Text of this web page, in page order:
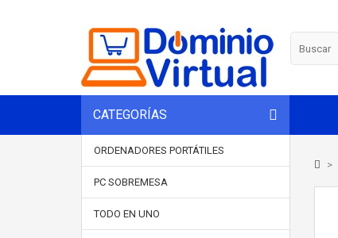
CATEGORÍAS
ORDENADORES PORTÁTILES
PC SOBREMESA
TODO EN UNO
>